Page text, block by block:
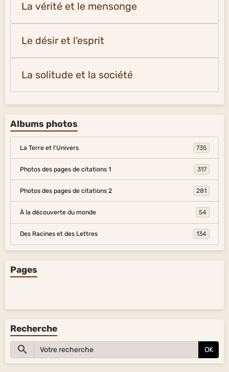
La vérité et le mensonge
Le désir et l'esprit
La solitude et la société
Albums photos
La Terre et l'Univers 735
Photos des pages de citations 1 317
Photos des pages de citations 2 281
À la découverte du monde 54
Des Racines et des Lettres 134
Pages
Recherche
OK